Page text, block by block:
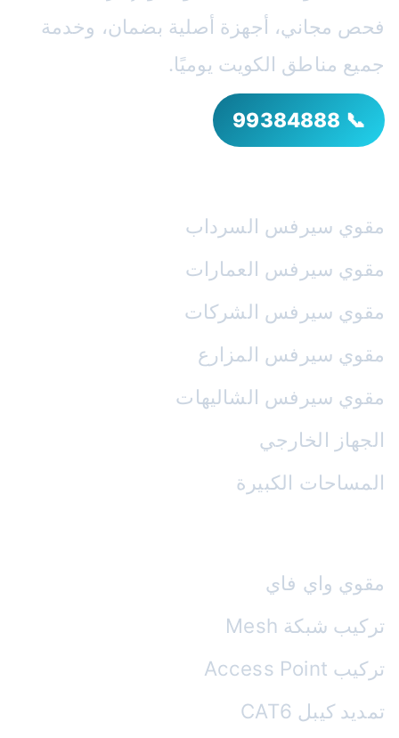
فحص مجاني، أجهزة أصلية بضمان، وخدمة
جميع مناطق الكويت يوميًا.
📞 99384888
مقوي سيرفس السرداب
مقوي سيرفس العمارات
مقوي سيرفس الشركات
مقوي سيرفس المزارع
مقوي سيرفس الشاليهات
الجهاز الخارجي
المساحات الكبيرة
مقوي واي فاي
تركيب شبكة Mesh
تركيب Access Point
تمديد كيبل CAT6